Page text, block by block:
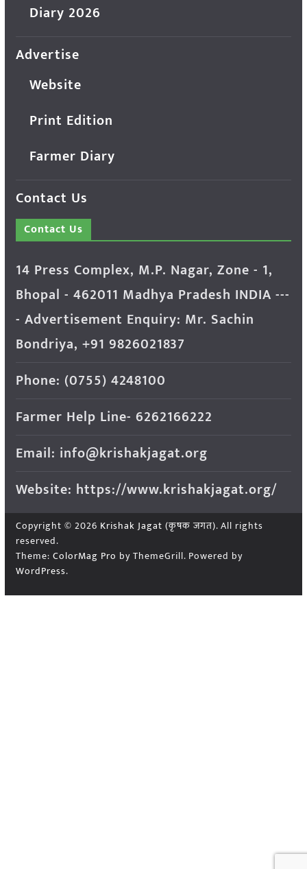
Diary 2026
Advertise
Website
Print Edition
Farmer Diary
Contact Us
Contact Us
14 Press Complex, M.P. Nagar, Zone - 1,
Bhopal - 462011 Madhya Pradesh INDIA ---
- Advertisement Enquiry: Mr. Sachin
Bondriya, +91 9826021837
Phone: (0755) 4248100
Farmer Help Line- 6262166222
Email: info@krishakjagat.org
Website: https://www.krishakjagat.org/
Copyright © 2026 Krishak Jagat (कृषक जगत). All rights
reserved.
Theme: ColorMag Pro by ThemeGrill. Powered by
WordPress.